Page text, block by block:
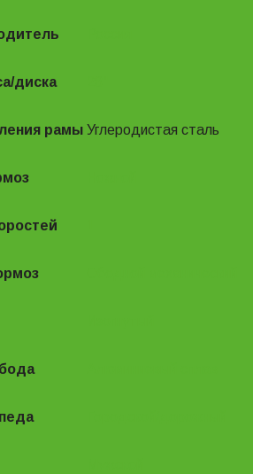
диска
рамы Углеродистая сталь